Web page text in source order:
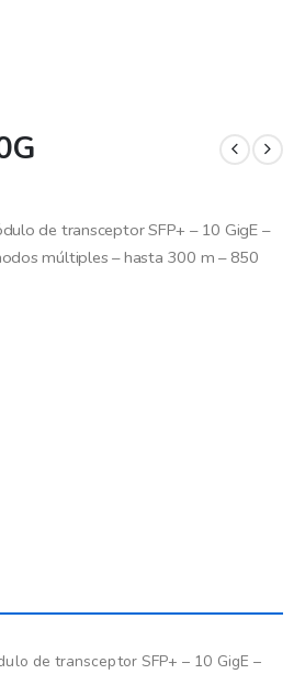
de transceptor SFP+ – 10 GigE –
múltiples – hasta 300 m – 850
de transceptor SFP+ – 10 GigE –